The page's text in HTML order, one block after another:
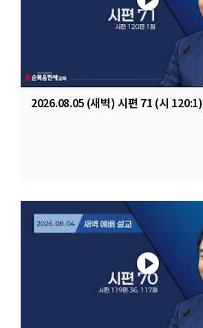
2026.08.05 (새벽) 시편 71 (시 120:1)